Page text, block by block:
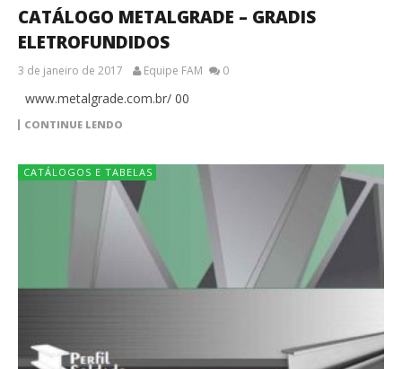
CATÁLOGO METALGRADE – GRADIS
ELETROFUNDIDOS
3 de janeiro de 2017 Equipe FAM 0
www.metalgrade.com.br/ 00
CONTINUE LENDO
CATÁLOGOS E TABELAS